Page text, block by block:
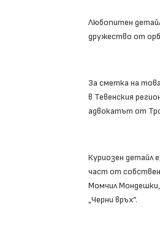
Любопитен
дружество от
За сметка на
в Тевенския
адвокатът от
Куриозен детайл
част от
Момчил Мондешки,
„Черни връх“.